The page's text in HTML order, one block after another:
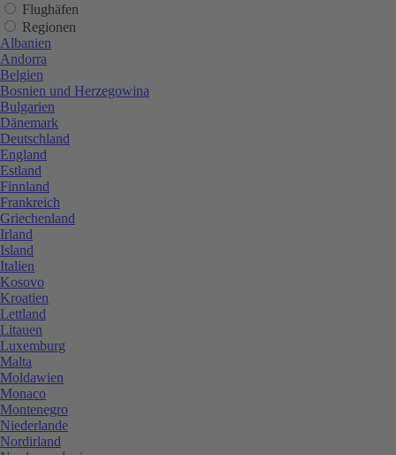
Flughäfen
Regionen
Albanien
Andorra
Belgien
Bosnien und Herzegowina
Bulgarien
Dänemark
Deutschland
England
Estland
Finnland
Frankreich
Griechenland
Irland
Island
Italien
Kosovo
Kroatien
Lettland
Litauen
Luxemburg
Malta
Moldawien
Monaco
Montenegro
Niederlande
Nordirland